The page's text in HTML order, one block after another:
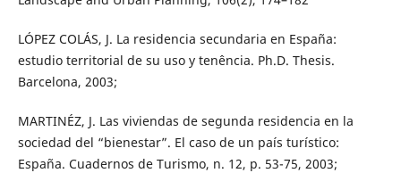
LÓPEZ COLÁS, J. La residencia secundaria en España:
estudio territorial de su uso y tenência. Ph.D. Thesis.
Barcelona, 2003;
MARTINÉZ, J. Las viviendas de segunda residencia en la
sociedad del “bienestar”. El caso de un país turístico:
España. Cuadernos de Turismo, n. 12, p. 53-75, 2003;